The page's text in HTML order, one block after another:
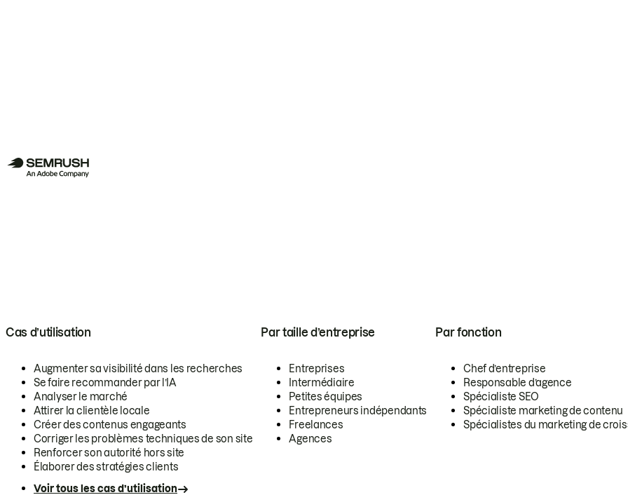
Cas d’utilisation
Augmenter sa visibilité dans les recherches
Se faire recommander par l’IA
Analyser le marché
Attirer la clientèle locale
Créer des contenus engageants
Corriger les problèmes techniques de son site
Renforcer son autorité hors site
Élaborer des stratégies clients
Voir tous les cas d’utilisation
Par taille d’entreprise
Entreprises
Intermédiaire
Petites équipes
Entrepreneurs indépendants
Freelances
Agences
Par fonction
Chef d’entreprise
Responsable d’agence
Spécialiste SEO
Spécialiste marketing de contenu
Spécialistes du marketing de